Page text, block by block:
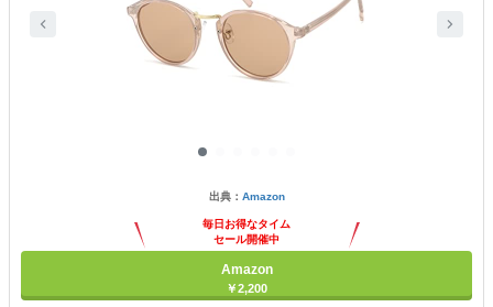
出典： Amazon
毎日お得なタイム
セール開催中
Amazon
￥2,200